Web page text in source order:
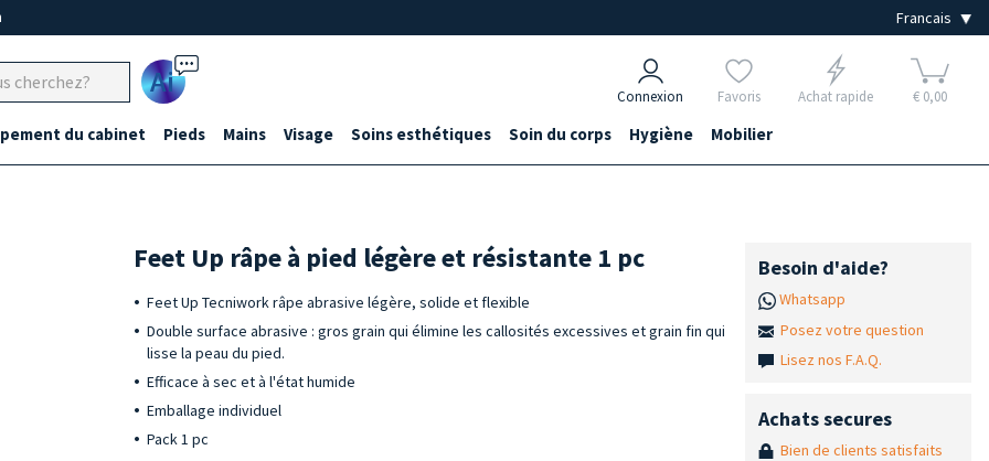
Ai Connexion Favoris Achat rapide € 0,00
du cabinet Pieds Mains Visage Soins esthétiques Soin du corps Hygiène Mobilier
Feet Up râpe à pied légère et résistante 1 pc
Feet Up Tecniwork râpe abrasive légère, solide et flexible
Double surface abrasive : gros grain qui élimine les callosités excessives et grain fin qui
lisse la peau du pied.
Efficace à sec et à l'état humide
Emballage individuel
Pack 1 pc
Besoin d'aide?
Whatsapp
Posez votre question
Lisez nos F.A.Q.
Achats secures
Bien de clients satisfaits